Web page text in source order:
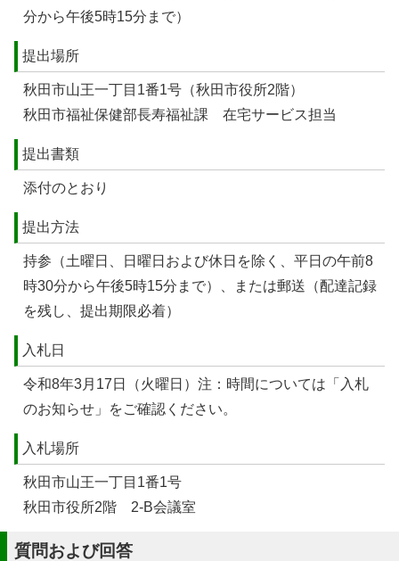
分から午後5時15分まで）
提出場所
秋田市山王一丁目1番1号（秋田市役所2階）
秋田市福祉保健部長寿福祉課 在宅サービス担当
提出書類
添付のとおり
提出方法
持参（土曜日、日曜日および休日を除く、平日の午前8
時30分から午後5時15分まで）、または郵送（配達記録
を残し、提出期限必着）
入札日
令和8年3月17日（火曜日）注：時間については「入札
のお知らせ」をご確認ください。
入札場所
秋田市山王一丁目1番1号
秋田市役所2階 2-B会議室
質問および回答